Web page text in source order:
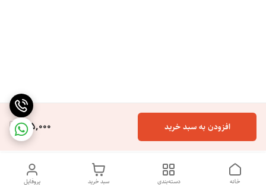
165,000 افزودن به سبد خرید
پروفایل سبد خرید دسته‌بندی خانه